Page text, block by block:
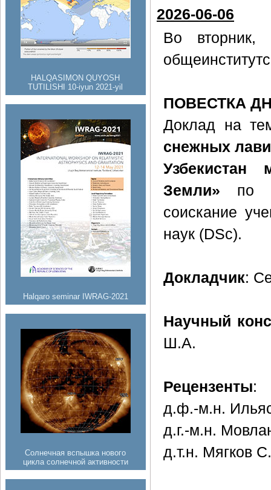
HALQASIMON QUYOSH
TUTILISHI 10-iyun 2021-yil
Halqaro seminar IWRAG-2021
Солнечная вспышка нового
цикла солнечной активности
2026-06-06
Во вторник,
ПОВЕСТКА
Доклад на
снежных
Узбекистан
Земли» по
соискание
наук (DSc).
Докладчик:
Научный
Ш.А.
Рецензенты:
д.ф.-м.н.
д.г.-м.н.
д.т.н. Мягков